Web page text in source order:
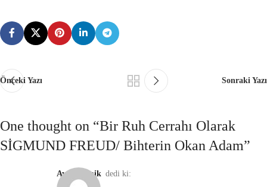
Önceki Yazı Sonraki Yazı
One thought on “Bir Ruh Cerrahı Olarak
SİGMUND FREUD/ Bihterin Okan Adam”
Ayten Cenik dedi ki: